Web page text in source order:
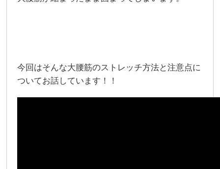
今回はそんな大腰筋のストレッチ方法と注意点に
ついてお話しています！！